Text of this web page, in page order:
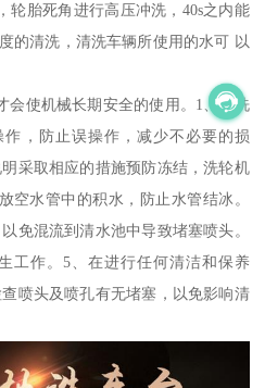
轮胎死角进行高压冲洗，40s之内能
的清洗，清洗车辆所使用的水可 以
会使机械长期安全的使用。1、在洗
，防止误操作，减少不必要的损
采取相应的措施预防冻结，洗轮机
空水管中的积水，防止水管结冰。
免混流到清水池中导致堵塞喷头。
工作。5、在进行任何清洁和保养
喷头及喷孔有无堵塞，以免影响清